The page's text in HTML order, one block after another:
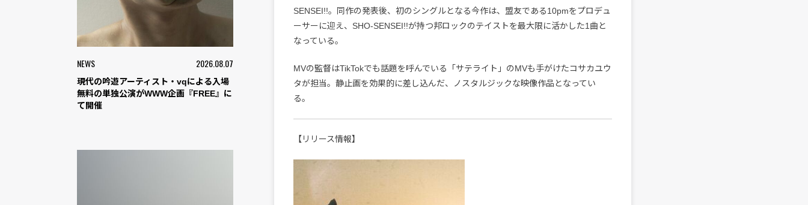
NEWS 2026.08.07
現代の吟遊アーティスト・vqによる入場
無料の単独公演がWWW企画『FREE』に
て開催
SENSEI!!。同作の発表後、初のシングルとなる今作は、盟友である10pmをプロデュ
ーサーに迎え、SHO-SENSEI!!が持つ邦ロックのテイストを最大限に活かした1曲と
なっている。
MVの監督はTikTokでも話題を呼んでいる「サテライト」のMVも手がけたコサカユウ
タが担当。静止画を効果的に差し込んだ、ノスタルジックな映像作品となってい
る。
【リリース情報】